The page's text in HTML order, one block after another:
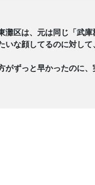
区は、元は同じ「武庫
いな顔してるのに対し
ずっと早かったのに、